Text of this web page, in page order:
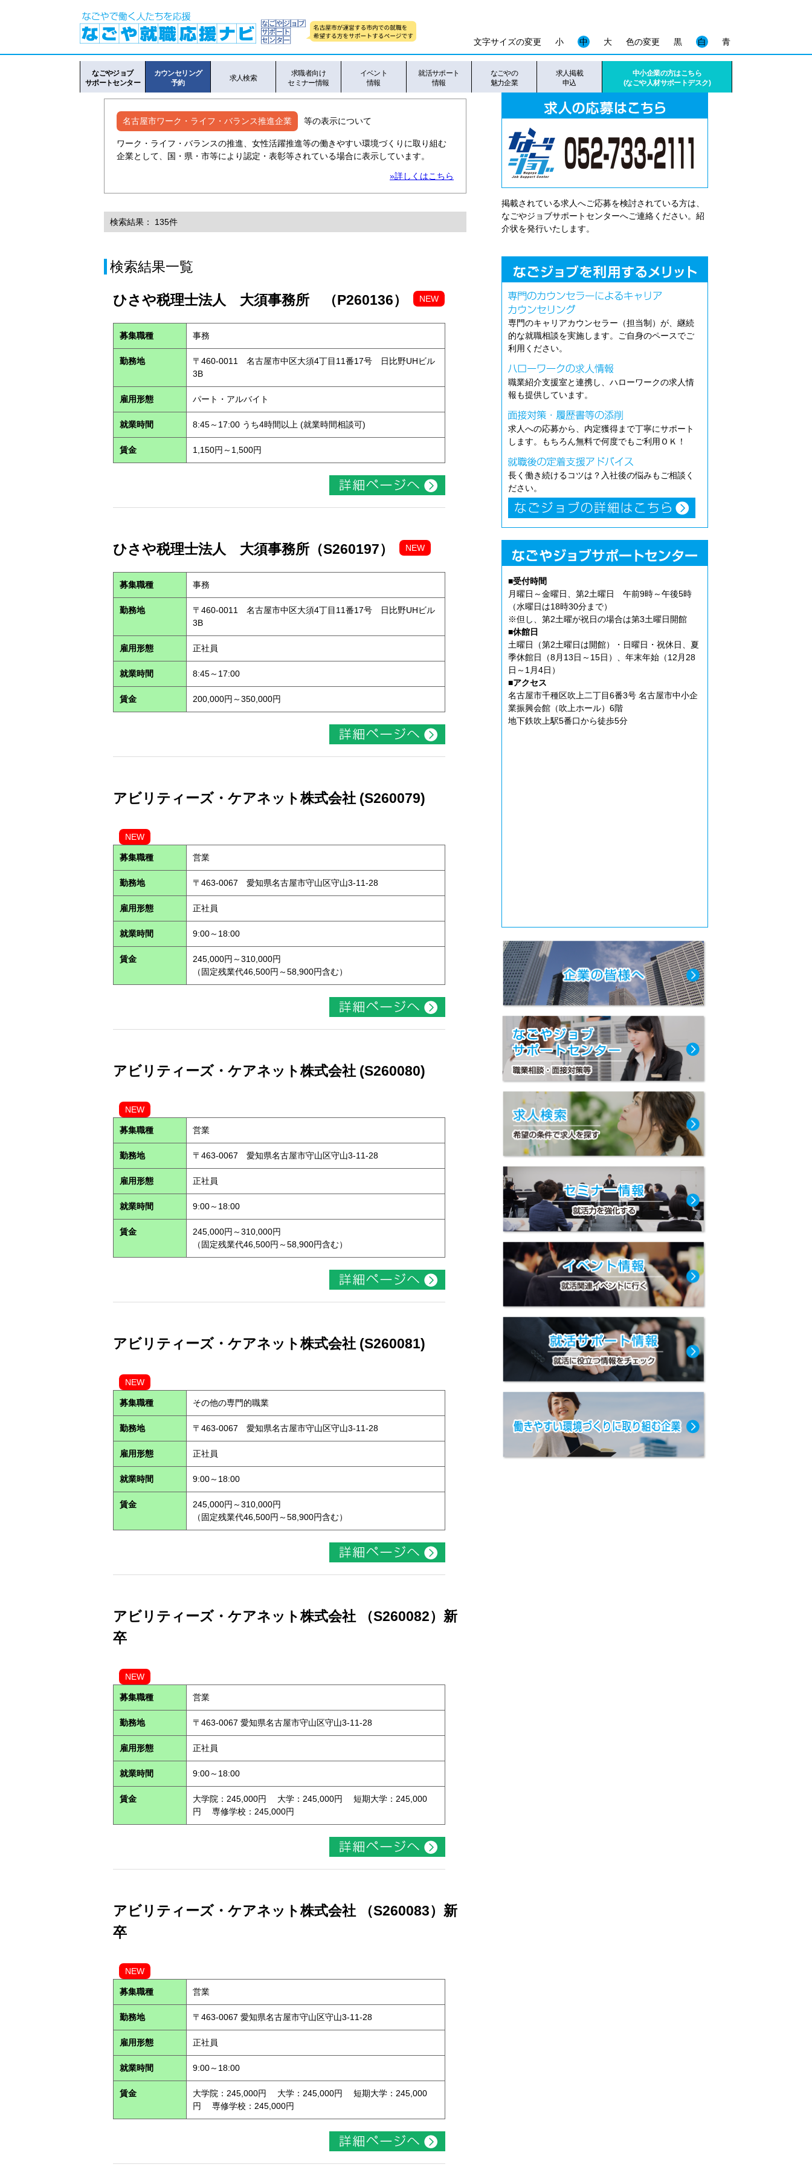
色の変更 黒 白 青
文字サイズの変更 小 中 大
なごやジョブ
サポートセンター
カウンセリング
予約
求人検索
求職者向け
セミナー情報
イベント
情報
就活サポート
情報
なごやの
魅力企業
求人掲載
申込
中小企業の方はこちら
(なごや人材サポートデスク)
名古屋市ワーク・ライフ・バランス推進企業 等の表示について
ワーク・ライフ・バランスの推進、女性活躍推進等の働きやすい環境づくりに取り組む
企業として、国・県・市等により認定・表彰等されている場合に表示しています。
»詳しくはこちら
検索結果： 135件
検索結果一覧
ひさや税理士法人 大須事務所 （P260136） NEW
募集職種 事務
勤務地
〒460-0011 名古屋市中区大須4丁目11番17号 日比野UHビル
3B
雇用形態 パート・アルバイト
就業時間 8:45～17:00 うち4時間以上 (就業時間相談可)
賃金 1,150円～1,500円
ひさや税理士法人 大須事務所（S260197） NEW
募集職種 事務
勤務地
〒460-0011 名古屋市中区大須4丁目11番17号 日比野UHビル
3B
雇用形態 正社員
就業時間 8:45～17:00
賃金 200,000円～350,000円
アビリティーズ・ケアネット株式会社 (S260079)
NEW
募集職種 営業
勤務地 〒463-0067 愛知県名古屋市守山区守山3-11-28
雇用形態 正社員
就業時間 9:00～18:00
賃金
245,000円～310,000円
（固定残業代46,500円～58,900円含む）
アビリティーズ・ケアネット株式会社 (S260080)
NEW
募集職種 営業
勤務地 〒463-0067 愛知県名古屋市守山区守山3-11-28
雇用形態 正社員
就業時間 9:00～18:00
賃金
245,000円～310,000円
（固定残業代46,500円～58,900円含む）
アビリティーズ・ケアネット株式会社 (S260081)
NEW
募集職種 その他の専門的職業
勤務地 〒463-0067 愛知県名古屋市守山区守山3-11-28
雇用形態 正社員
就業時間 9:00～18:00
賃金
245,000円～310,000円
（固定残業代46,500円～58,900円含む）
アビリティーズ・ケアネット株式会社 （S260082）新
卒
NEW
募集職種 営業
勤務地 〒463-0067 愛知県名古屋市守山区守山3-11-28
雇用形態 正社員
就業時間 9:00～18:00
賃金
大学院：245,000円 大学：245,000円 短期大学：245,000
円 専修学校：245,000円
アビリティーズ・ケアネット株式会社 （S260083）新
卒
NEW
募集職種 営業
勤務地 〒463-0067 愛知県名古屋市守山区守山3-11-28
雇用形態 正社員
就業時間 9:00～18:00
賃金
大学院：245,000円 大学：245,000円 短期大学：245,000
円 専修学校：245,000円
掲載されている求人へご応募を検討されている方は、
なごやジョブサポートセンターへご連絡ください。紹
介状を発行いたします。
専門のキャリアカウンセラー（担当制）が、継続
的な就職相談を実施します。ご自身のペースでご
利用ください。
職業紹介支援室と連携し、ハローワークの求人情
報も提供しています。
求人への応募から、内定獲得まで丁寧にサポート
します。もちろん無料で何度でもご利用ＯＫ！
長く働き続けるコツは？入社後の悩みもご相談く
ださい。
■受付時間
月曜日～金曜日、第2土曜日 午前9時～午後5時
（水曜日は18時30分まで）
※但し、第2土曜が祝日の場合は第3土曜日開館
■休館日
土曜日（第2土曜日は開館）・日曜日・祝休日、夏
季休館日（8月13日～15日）、年末年始（12月28
日～1月4日）
■アクセス
名古屋市千種区吹上二丁目6番3号 名古屋市中小企
業振興会館（吹上ホール）6階
地下鉄吹上駅5番口から徒歩5分